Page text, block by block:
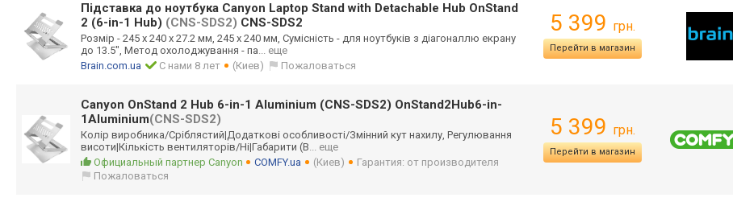
Підставка до ноутбука Canyon Laptop Stand with Detachable Hub OnStand
2 (6-in-1 Hub) (CNS-SDS2) CNS-SDS2
Розмір - 245 x 240 x 27.2 мм, 245 х 240 мм, Сумісність - для ноутбуків з діагоналлю екрану
до 13.5", Метод охолоджування - па... еще
Brain.com.ua
С нами 8 лет (Киев) Пожаловаться
5 399 грн.
Перейти в магазин
Canyon OnStand 2 Hub 6-in-1 Aluminium (CNS-SDS2) OnStand2Hub6-in-
1Aluminium(CNS-SDS2)
Колір виробника/Сріблястий|Додаткові особливості/Змінний кут нахилу, Регулювання
висоти|Кількість вентиляторів/Ні|Габарити (В... еще
Официальный партнер Canyon
COMFY.ua (Киев)
Гарантия: от производителя
Пожаловаться
5 399 грн.
Перейти в магазин